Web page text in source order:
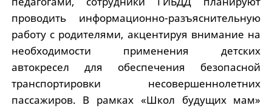
проводить информационно-разъяснительную
работу с родителями, акцентируя внимание на
необходимости применения детских
автокресел для обеспечения безопасной
транспортировки несовершеннолетних
пассажиров. В рамках «Школ будущих мам»